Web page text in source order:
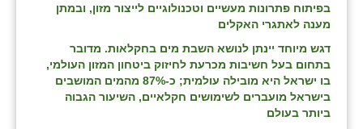
בפיתוח פתרונות מעשיים וטכנולוגיים לייצור מזון, ובמתן
מענה לאתגרי האקלים
דגש מיוחד יינתן לנושא השבת מים בחקלאות. מדובר
בתחום בעל חשיבות מכרעת לחיזוק ביטחון המזון העולמי,
בו ישראל היא מובילה עולמית; כ-87% מהמים המושבים
בישראל מועברים לשימושים חקלאיים, השיעור הגבוה
ביותר בעולם